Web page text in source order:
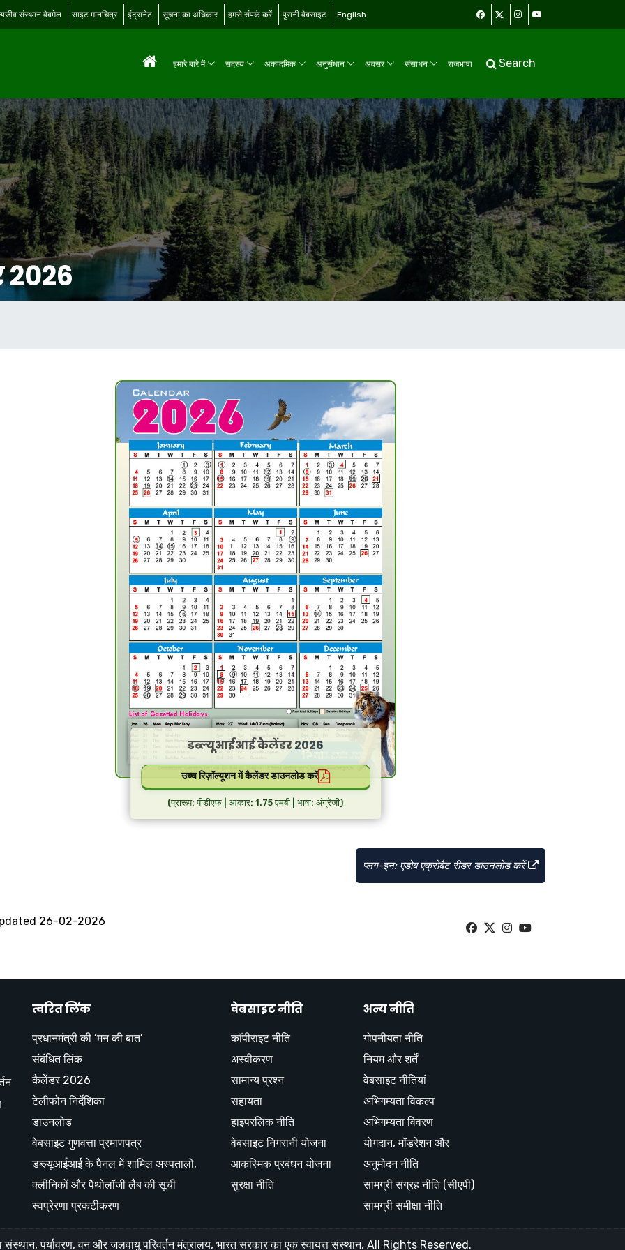
संस्थान वेबमेल साइट मानचित्र इंट्रानेट सूचना का अधिकार हमसे संपर्क करें पुरानी वेबसाइट English
हमारे बारे में सदस्य अकादमिक अनुसंधान अवसर संसाधन राजभाषा Search
डब्ल्यूआईआई कैलेंडर 2026
उच्च रिज़ॉल्यूशन में कैलेंडर डाउनलोड करें
(प्रारूप: पीडीएफ | आकार: 1.75 एमबी | भाषा: अंग्रेजी)
प्लग-इन: एडोब एक्रोबैट रीडर डाउनलोड करें
26-02-2026
त्वरित लिंक
प्रधानमंत्री की ‘मन की बात’
संबंधित लिंक
कैलेंडर 2026
टेलीफोन निर्देशिका
डाउनलोड
वेबसाइट गुणवत्ता प्रमाणपत्र
डब्ल्यूआईआई के पैनल में शामिल अस्पतालों,
क्लीनिकों और पैथोलॉजी लैब की सूची
स्वप्रेरणा प्रकटीकरण
वेबसाइट नीति
कॉपीराइट नीति
अस्वीकरण
सामान्य प्रश्न
सहायता
हाइपरलिंक नीति
वेबसाइट निगरानी योजना
आकस्मिक प्रबंधन योजना
सुरक्षा नीति
अन्य नीति
गोपनीयता नीति
नियम और शर्तें
वेबसाइट नीतियां
अभिगम्यता विकल्प
अभिगम्यता विवरण
योगदान, मॉडरेशन और
अनुमोदन नीति
सामग्री संग्रह नीति (सीएपी)
सामग्री समीक्षा नीति
पर्यावरण, वन और जलवायु परिवर्तन मंत्रालय, भारत सरकार का एक स्वायत्त संस्थान, All Rights Reserved.